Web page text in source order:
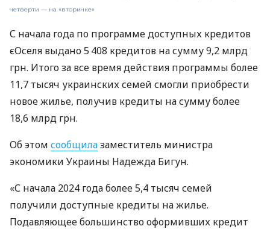
четверти — на «вторичке»
С начала года по программе доступных кредитов
єОселя выдано 5 408 кредитов на сумму 9,2 млрд
грн. Итого за все время действия программы более
11,7 тысяч украинских семей смогли приобрести
новое жилье, получив кредиты на сумму более
18,6 млрд грн.
Об этом сообщилазаместитель министра
экономики Украины Надежда Бигун.
«С начала 2024 года более 5,4 тысяч семей
получили доступные кредиты на жилье.
Подавляющее большинство оформивших кредит